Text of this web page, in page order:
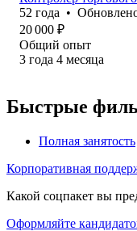
52 года •
20 000 ₽
Общий опыт
3 года 4 месяца
Быстрые
Полная занятость
Корпоративная
Какой соцпакет вы
Оформляйте